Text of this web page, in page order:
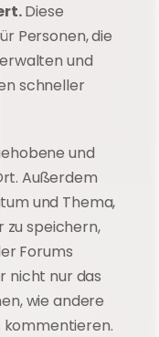
Diese
Personen, die
und
schneller
und
Außerdem
und Thema,
zu speichern,
Forums
nicht nur das
wie andere
kommentieren.